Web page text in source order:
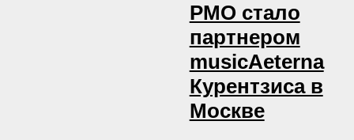
РМО стало
партнером
musicAeterna
Курентзиса в
Москве